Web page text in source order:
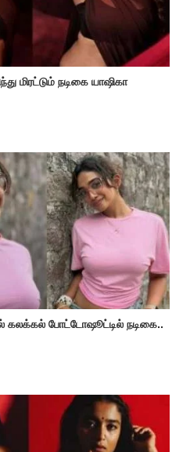
மிரட்டும் நடிகை யாஷிகா
கலக்கல் போட்டோஷூட்டில் நடிகை..